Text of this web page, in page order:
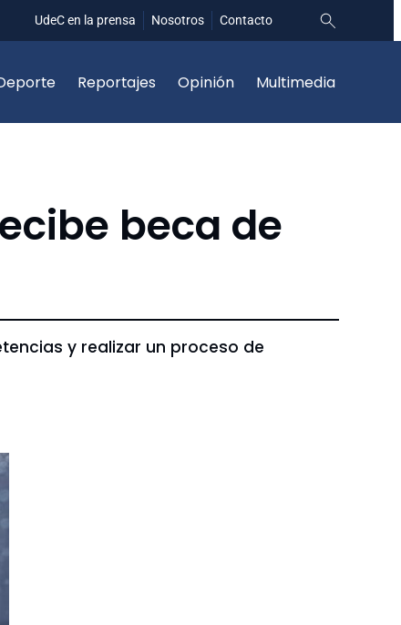
UdeC en la prensa Nosotros Contacto
Reportajes Opinión Multimedia
beca de
y realizar un proceso de